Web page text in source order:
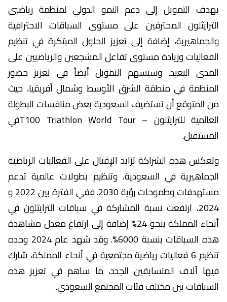
يهدف التمويل إلى دعم النمو الدولي لمنظمة رياضيي
الترايثلون المحترفين على مستوى السباقات الاحترافية
والجماهيرية، إضافة إلى تعزيز الحلول المبتكرة في تنظيم
الفعاليات وزيادة مستوى تفاعل المشجعين والرياضيين على
المدى البعيد. وسيسهم التمويل أيضاً في تعزيز حضور
المنظمة في منطقة الشرق الأوسط وشمال أفريقيا، حيث
من المتوقع أن تستضيف السعودية بعض منافسات البطولة
العالمية للترايثلون – T100 Triathlon World Tourفي
المستقبل.
وتعكس هذه الشراكة تزايد الإقبال على الفعاليات الرياضية
الجماهيرية في السعودية، وتنظيم بطولات عالمية تدعم
مستهدفات وطموحات رؤية 2030. ففي الفترة بين 2022 و
2024، ارتفعت نسبة المشاركة في سباقات الترايثلون في
أنحاء المملكة بنحو 24% إضافة إلى ارتفاع معدل مشاهدة
هذه السباقات بنسبة 6000%. وقد شهد عام 2024 وحده
تنظيم 6 فعاليات رياضية مجتمعية في أنحاء المملكة، شارك
فيها آلاف المتسابقين الجدد، ما ساهم في تعزيز هذه
السباقات بين مختلف فئات المجتمع السعودي.